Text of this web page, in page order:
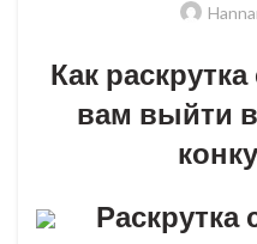
Как
вам выйти